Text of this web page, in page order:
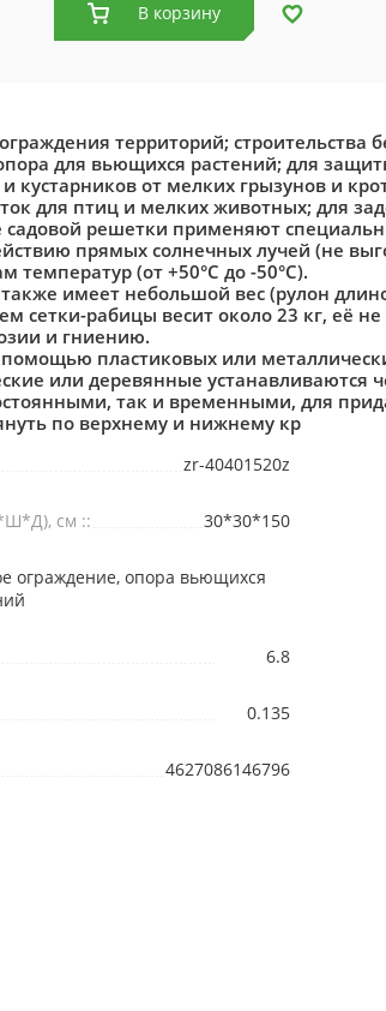
В корзину
территорий; строительства
для вьющихся растений; для
кустарников от мелких грызунов и
для птиц и мелких животных; для
садовой решетки применяют
прямых солнечных лучей (не
температур (от +50°С до -50°С).
имеет небольшой вес (рулон
сетки-рабицы весит около 23 кг, её
и гниению.
пластиковых или
или деревянные устанавливаются
так и временными, для
по верхнему и нижнему кр
zr-40401520z
см :: 30*30*150
ограждение, опора вьющихся
6.8
0.135
4627086146796